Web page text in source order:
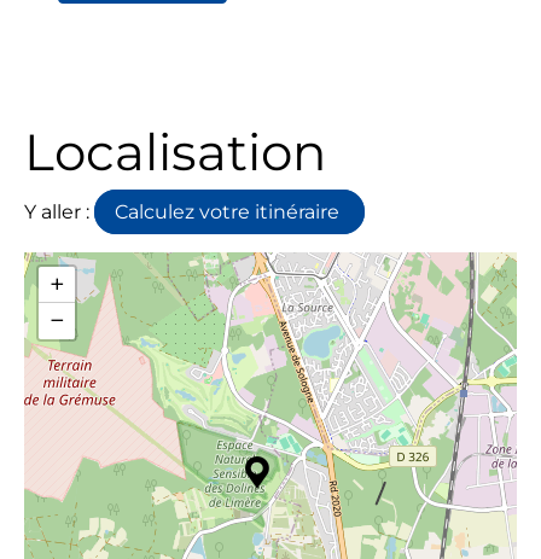
Localisation
Y aller : Calculez votre itinéraire
+
−